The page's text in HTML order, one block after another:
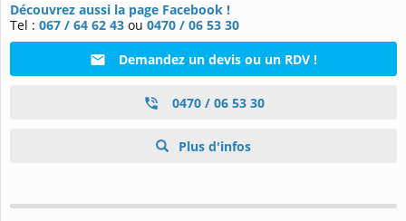
Découvrez aussi la page Facebook !
Tel : 067 / 64 62 43 ou 0470 / 06 53 30
Demandez un devis ou un RDV !
0470 / 06 53 30
Plus d'infos